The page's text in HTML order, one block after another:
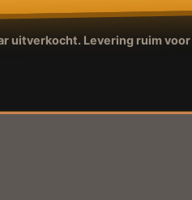
uitverkocht. Levering ruim